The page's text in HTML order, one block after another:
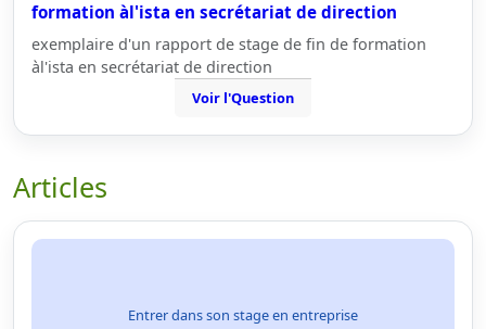
formation àl'ista en secrétariat de direction
exemplaire d'un rapport de stage de fin de formation
àl'ista en secrétariat de direction
Voir l'Question
Articles
Entrer dans son stage en entreprise